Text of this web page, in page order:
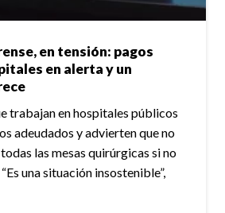
en tensión: pagos
en alerta y un
trabajan en hospitales públicos
adeudados y advierten que no
las mesas quirúrgicas si no
una situación insostenible”,